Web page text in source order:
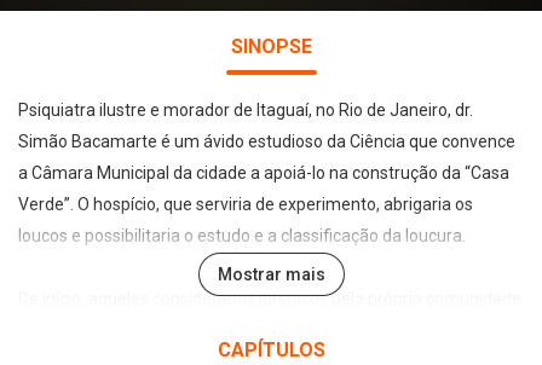
SINOPSE
Psiquiatra ilustre e morador de Itaguaí, no Rio de Janeiro, dr.
Simão Bacamarte é um ávido estudioso da Ciência que convence
a Câmara Municipal da cidade a apoiá-lo na construção da “Casa
Verde”. O hospício, que serviria de experimento, abrigaria os
loucos e possibilitaria o estudo e a classificação da loucura.
De início, aqueles considerados lunáticos pela própria comunidade
Mostrar mais
CAPÍTULOS